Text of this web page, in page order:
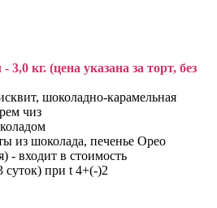
кг. (цена указана за торт, без
шоколадно-карамельная
чиз
из шоколада, печенье Орео
- входит в стоимость
суток) при t 4+(-)2